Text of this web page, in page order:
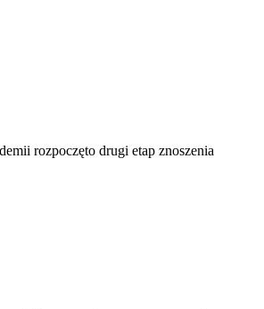
rozpoczęto drugi etap znoszenia